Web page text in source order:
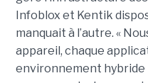
Infoblox et Kentik
manquait à l’autre. «
appareil, chaque
environnement hybride